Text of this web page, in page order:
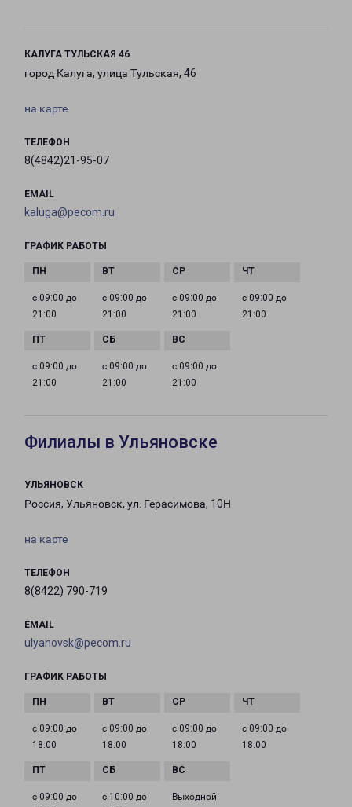
КАЛУГА ТУЛЬСКАЯ 46
город Калуга, улица Тульская, 46
на карте
ТЕЛЕФОН
8(4842)21-95-07
EMAIL
kaluga@pecom.ru
ГРАФИК РАБОТЫ
с 09:00 до
21:00
с 09:00 до
21:00
с 09:00 до
21:00
с 09:00 до
21:00
с 09:00 до
21:00
с 09:00 до
21:00
с 09:00 до
21:00
Филиалы в Ульяновске
УЛЬЯНОВСК
Россия, Ульяновск, ул. Герасимова, 10Н
на карте
ТЕЛЕФОН
8(8422) 790-719
EMAIL
ulyanovsk@pecom.ru
ГРАФИК РАБОТЫ
с 09:00 до
18:00
с 09:00 до
18:00
с 09:00 до
18:00
с 09:00 до
18:00
с 09:00 до
с 10:00 до
Выходной